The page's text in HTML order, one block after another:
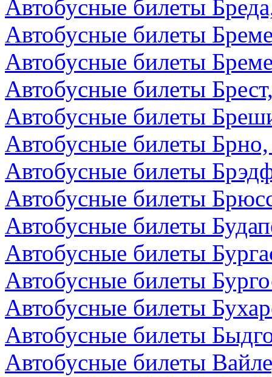
Автобусные билеты
Автобусные билеты
Автобусные билеты
Автобусные билеты
Автобусные билеты
Автобусные билеты
Автобусные билеты
Автобусные билеты
Автобусные билеты
Автобусные билеты
Автобусные билеты
Автобусные билеты
Автобусные билеты
Автобусные билеты